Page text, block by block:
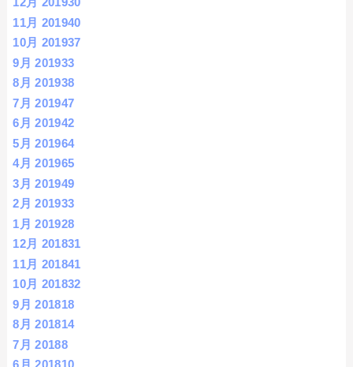
11月 201940
10月 201937
9月 201933
8月 201938
7月 201947
6月 201942
5月 201964
4月 201965
3月 201949
2月 201933
1月 201928
12月 201831
11月 201841
10月 201832
9月 201818
8月 201814
7月 20188